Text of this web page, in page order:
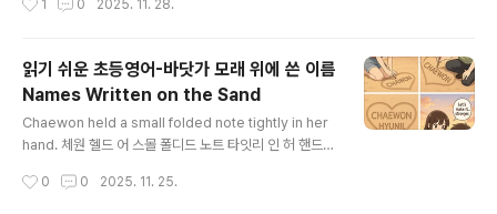
beat fast as she walked toward the neighborho
네이버후드 메일박스 동네 우체통으로 걸어가는 동안 채원
의 심장은 빨리 뛰었다. The sun was setting, and the
air felt cool. 더 선 워즈 세팅, 앤드 디 에어 펠트 쿨 해가
지고 있었고 공기는 선선했다. She looked around to
make sure no one was watching. 쉬 룩트 어라운드
1 0 2025. 11. 28.
읽기 쉬운 초등영어-바닷가 모래 위에 쓴 이름
Names Written on the Sand
Chaewon held a small folded note tightly in her
hand. 체원 헬드 어 스몰 폴디드 노트 타잇리 인 허 핸드
beat fast as she walked toward the neighborho
0 0 2025. 11. 25.